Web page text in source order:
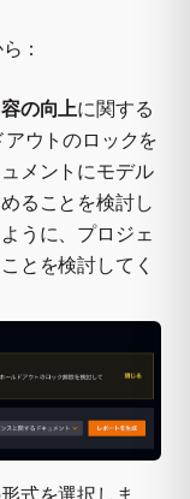
：
の向上に関する
ウトのロックを
メントにモデル
ることを検討し
うに、プロジェ
とを検討してく